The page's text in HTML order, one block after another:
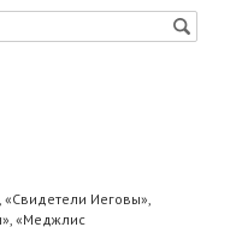
Иеговы»,
«Меджлис